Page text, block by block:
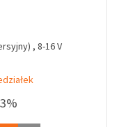
, 8-16 V